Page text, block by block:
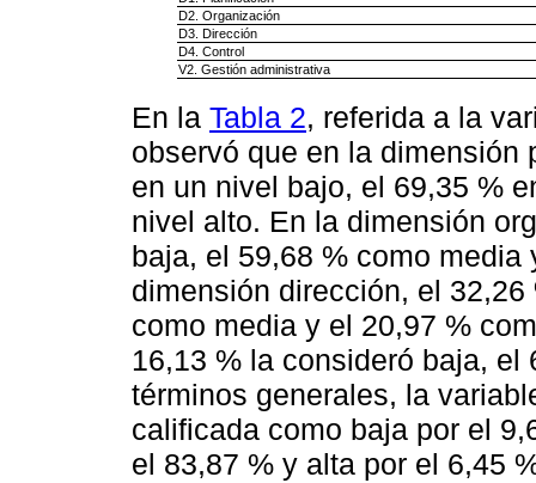
D2. Organización
D3. Dirección
D4. Control
V2. Gestión administrativa
En la Tabla 2, referida a la
observó que en la dimensión
en un nivel bajo, el 69,35 %
nivel alto. En la dimensión
baja, el 59,68 % como
dimensión dirección, el
como media y el 20,97 %
16,13 % la consideró baja,
términos generales, la
calificada como baja por el
el 83,87 % y alta por el 6,45